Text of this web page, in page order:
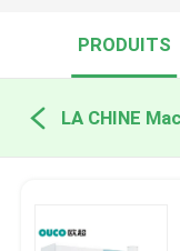
PRODUITS